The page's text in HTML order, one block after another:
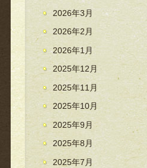
2026年3月
2026年2月
2026年1月
2025年12月
2025年11月
2025年10月
2025年9月
2025年8月
2025年7月